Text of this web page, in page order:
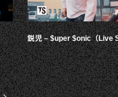
鋭児 – $uper $onic（Live